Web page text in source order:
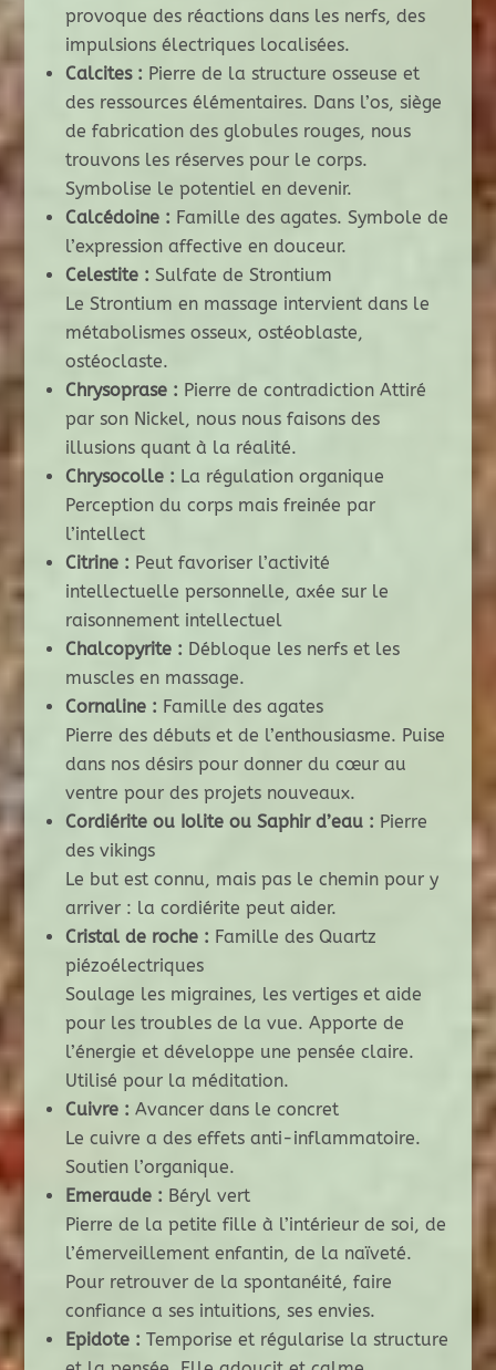
provoque des réactions dans les nerfs, des
impulsions électriques localisées.
Calcites : Pierre de la structure osseuse et
des ressources élémentaires. Dans l’os, siège
de fabrication des globules rouges, nous
trouvons les réserves pour le corps.
Symbolise le potentiel en devenir.
Calcédoine : Famille des agates. Symbole de
l’expression affective en douceur.
Celestite : Sulfate de Strontium
Le Strontium en massage intervient dans le
métabolismes osseux, ostéoblaste,
ostéoclaste.
Chrysoprase : Pierre de contradiction Attiré
par son Nickel, nous nous faisons des
illusions quant à la réalité.
Chrysocolle : La régulation organique
Perception du corps mais freinée par
l’intellect
Citrine : Peut favoriser l’activité
intellectuelle personnelle, axée sur le
raisonnement intellectuel
Chalcopyrite : Débloque les nerfs et les
muscles en massage.
Cornaline : Famille des agates
Pierre des débuts et de l’enthousiasme. Puise
dans nos désirs pour donner du cœur au
ventre pour des projets nouveaux.
Cordiérite ou Iolite ou Saphir d’eau : Pierre
des vikings
Le but est connu, mais pas le chemin pour y
arriver : la cordiérite peut aider.
Cristal de roche : Famille des Quartz
piézoélectriques
Soulage les migraines, les vertiges et aide
pour les troubles de la vue. Apporte de
l’énergie et développe une pensée claire.
Utilisé pour la méditation.
Cuivre : Avancer dans le concret
Le cuivre a des effets anti-inflammatoire.
Soutien l’organique.
Emeraude : Béryl vert
Pierre de la petite fille à l’intérieur de soi, de
l’émerveillement enfantin, de la naïveté.
Pour retrouver de la spontanéité, faire
confiance a ses intuitions, ses envies.
Epidote : Temporise et régularise la structure